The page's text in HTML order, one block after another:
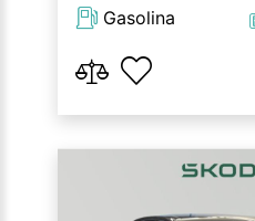
Gasolina